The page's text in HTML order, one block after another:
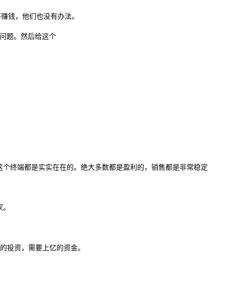
钱，他们也没有办法。
题。然后给这个
终端都是实实在在的。绝大多数都是盈利的，销售都是非常稳定
资，需要上亿的资金。